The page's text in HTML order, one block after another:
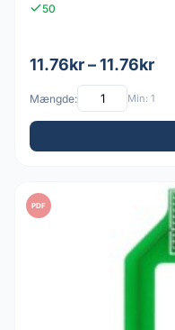
50
11.76kr – 11.76kr
Mængde: Min: 1
PDF